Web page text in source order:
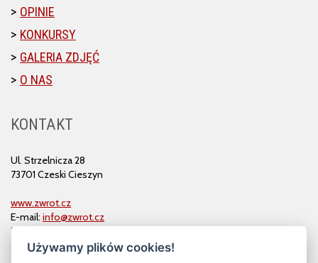
OPINIE
KONKURSY
GALERIA ZDJĘĆ
O NAS
KONTAKT
Ul. Strzelnicza 28
73701 Czeski Cieszyn
www.zwrot.cz
E-mail: info@zwrot.cz
Tel. i faks: 558 711 582
Używamy plików cookies!